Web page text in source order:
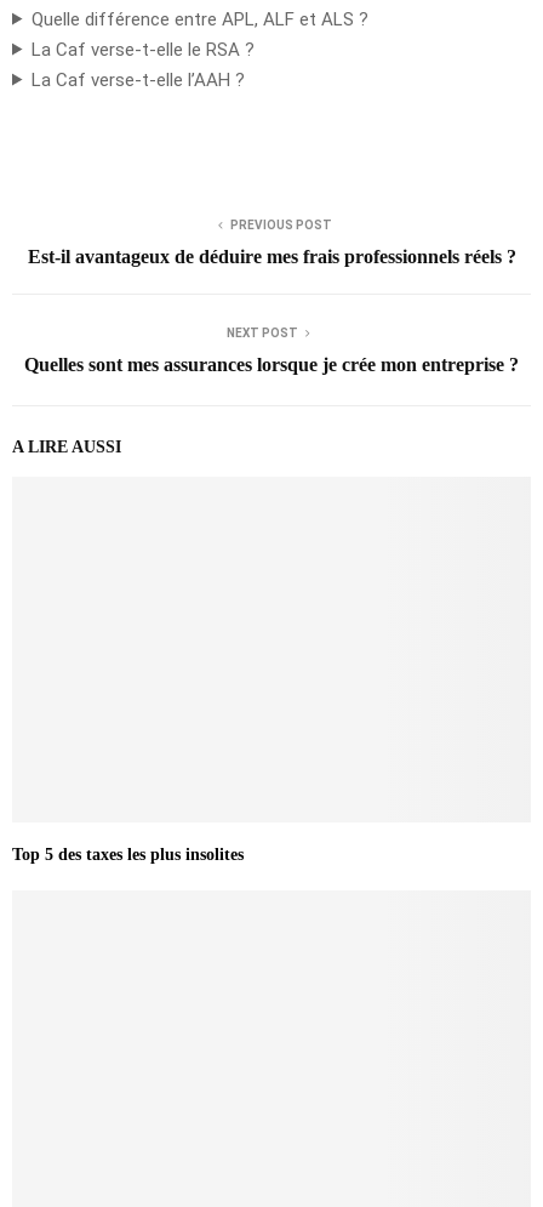
Quelle différence entre APL, ALF et ALS ?
La Caf verse-t-elle le RSA ?
La Caf verse-t-elle l’AAH ?
PREVIOUS POST
Est-il avantageux de déduire mes frais professionnels réels ?
NEXT POST
Quelles sont mes assurances lorsque je crée mon entreprise ?
A LIRE AUSSI
Top 5 des taxes les plus insolites